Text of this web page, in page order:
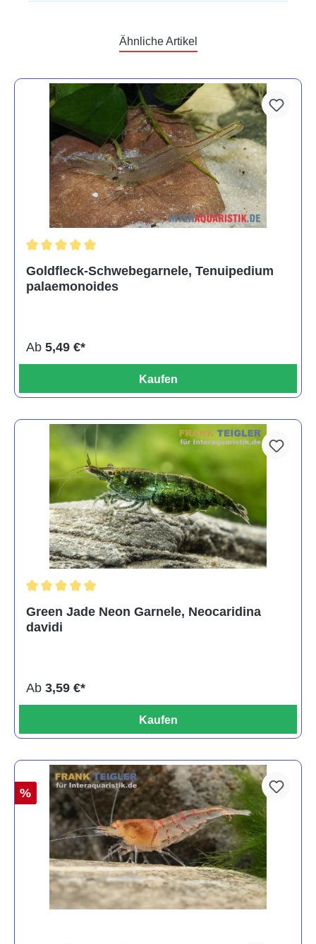
Ähnliche Artikel
Goldfleck-Schwebegarnele, Tenuipedium
palaemonoides
Ab 5,49 €*
Kaufen
Green Jade Neon Garnele, Neocaridina
davidi
Ab 3,59 €*
Kaufen
%